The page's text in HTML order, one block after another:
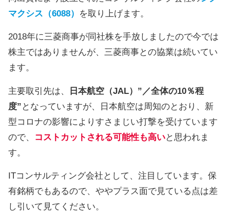
マクシス（6088）
を取り上げます。
2018年に三菱商事が同社株を手放しましたので今では
株主ではありませんが、三菱商事との協業は続いてい
ます。
主要取引先は、
日本航空（JAL）”／全体の10％程
度” となっていますが、日本航空は周知のとおり、新
型コロナの影響によりすさまじい打撃を受けています
ので、
コストカットされる可能性も高いと思われま
す。
ITコンサルティング会社として、注目しています。保
有銘柄でもあるので、ややプラス面で見ている点は差
し引いて見てください。